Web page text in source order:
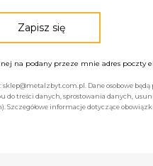
na podany przeze mnie adres poczty
Dane osobowe
do treści danych, sprostowania danych,
Szczegółowe informacje dotyczące